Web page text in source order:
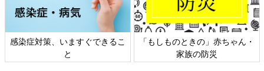
感染症対策、いますぐできるこ
と
「もしものときの」赤ちゃん・
家族の防災